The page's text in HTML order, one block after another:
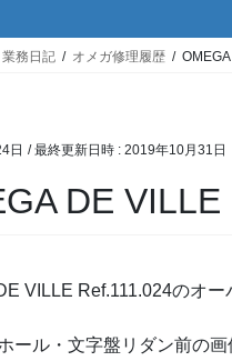
業務日記 オメガ修理履歴
日 / 最終更新日時 : 2019年10月31日
DE
VILLE Ref.111.024のオ
ール・文字盤リダン前の画